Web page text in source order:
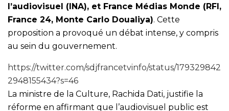
l’audiovisuel (INA), et France Médias Monde (RFI,
France 24, Monte Carlo Doualiya). Cette
proposition a provoqué un débat intense, y compris
au sein du gouvernement.
https://twitter.com/sdjfrancetvinfo/status/179329842
2948155434?s=46
La ministre de la Culture, Rachida Dati, justifie la
réforme en affirmant que l’audiovisuel public est